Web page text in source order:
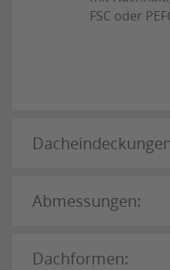
FSC oder
Abmessungen:
Dachformen: